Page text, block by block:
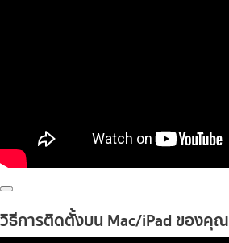
วิธีการติดตั้งบน Mac/iPad ของคุณ